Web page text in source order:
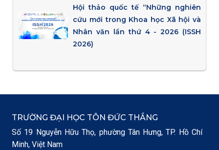
Hội thảo quốc tế “Những nghiên
cứu mới trong Khoa học Xã hội và
Nhân văn lần thứ 4 - 2026 (ISSH
2026)
TRƯỜNG ĐẠI HỌC TÔN ĐỨC THẮNG
Số 19 Nguyễn Hữu Thọ, phường Tân Hưng, TP. Hồ Chí
Minh, Việt Nam